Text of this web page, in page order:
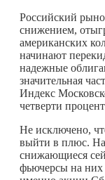
Российский
снижением,
американских
начинают
надежные
значительная
Индекс
четверти
Не исключено,
выйти в плюс.
снижающиеся
фьючерсы на них